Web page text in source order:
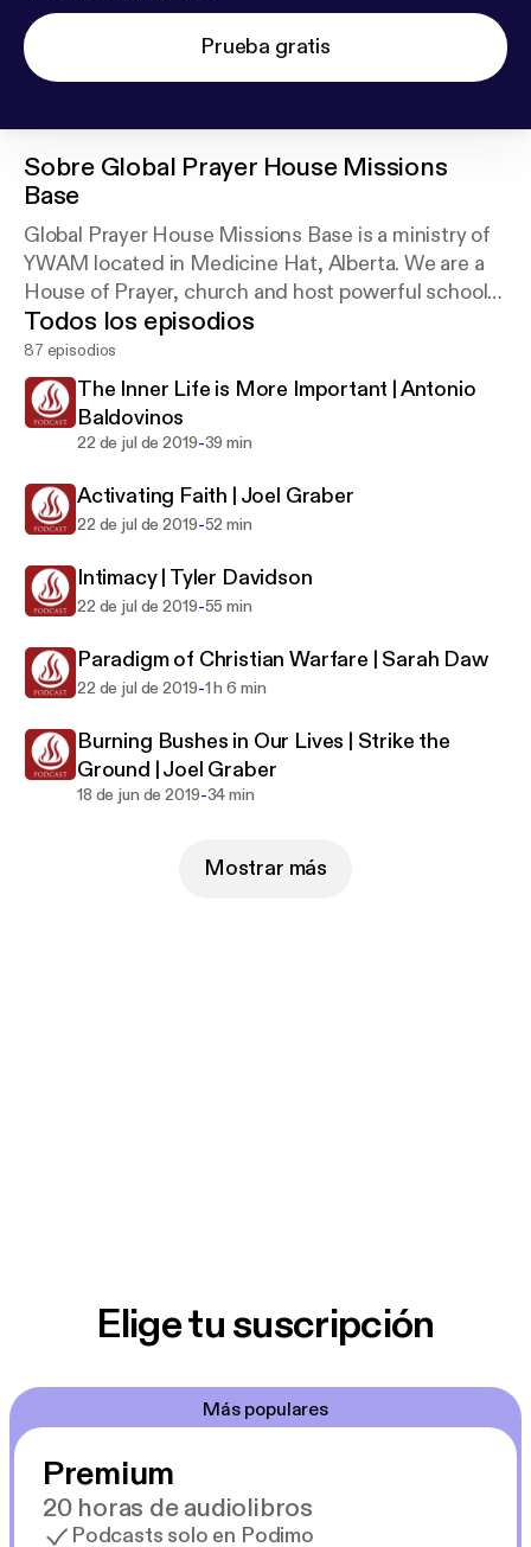
Prueba gratis
Sobre Global Prayer House Missions
Base
Global Prayer House Missions Base is a ministry of
YWAM located in Medicine Hat, Alberta. We are a
House of Prayer, church and host powerful schools
and events.
Todos los episodios
87 episodios
The Inner Life is More Important | Antonio
Baldovinos
22 de jul de 2019-39 min
Activating Faith | Joel Graber
22 de jul de 2019-52 min
Intimacy | Tyler Davidson
22 de jul de 2019-55 min
Paradigm of Christian Warfare | Sarah Daw
22 de jul de 2019-1 h 6 min
Burning Bushes in Our Lives | Strike the
Ground | Joel Graber
18 de jun de 2019-34 min
Mostrar más
Elige tu suscripción
Más populares
Premium
20 horas de audiolibros
Podcasts solo en Podimo